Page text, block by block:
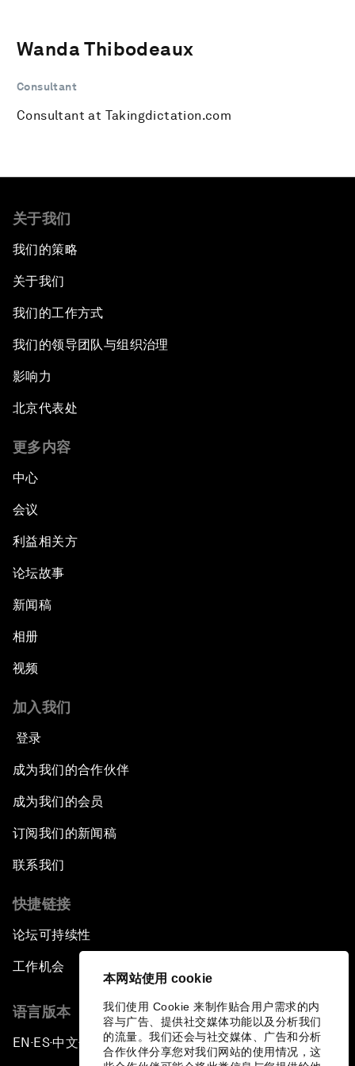
本网站使用 cookie
我们使用 Cookie 来制作贴合用户需求的内
容与广告、提供社交媒体功能以及分析我们
的流量。我们还会与社交媒体、广告和分析
合作伙伴分享您对我们网站的使用情况，这
Wanda Thibodeaux
Consultant
Consultant at Takingdictation.com
关于我们
我们的策略
关于我们
我们的工作方式
我们的领导团队与组织治理
影响力
北京代表处
更多内容
中心
会议
利益相关方
论坛故事
新闻稿
相册
视频
加入我们
登录
成为我们的合作伙伴
成为我们的会员
订阅我们的新闻稿
联系我们
快捷链接
论坛可持续性
工作机会
语言版本
EN ▪ES▪中文▪ 日本語